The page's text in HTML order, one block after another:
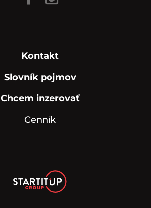
Kontakt
Slovník pojmov
Chcem inzerovať
Cenník